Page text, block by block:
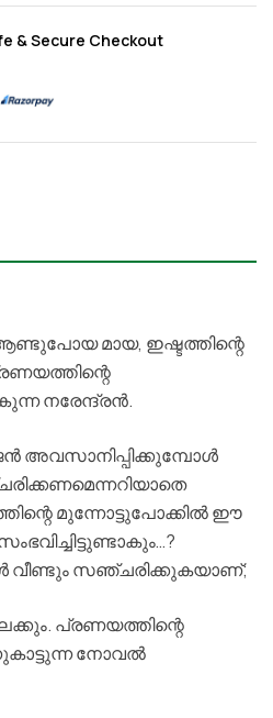
& Secure Checkout
മായ, ഇഷ്ടത്തിന്റെ
നരേന്ദ്രന്‍.
അവസാനിപ്പിക്കുമ്പോള്‍
മുന്നോട്ടുപോക്കില്‍ഈ
…?
വീണ്ടുംസഞ്ചരിക്കുകയാണ്;
. പ്രണയത്തിന്റെ
നോവല്‍